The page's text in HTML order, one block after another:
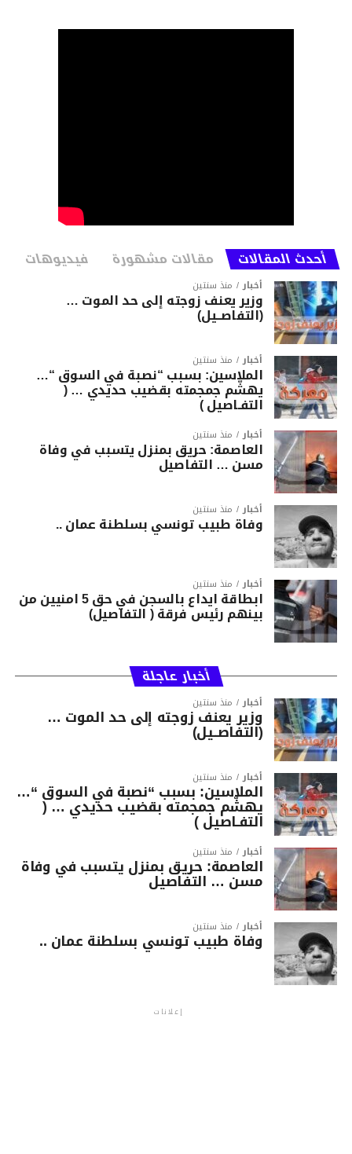
أحدث المقالات مقالات مشهورة فيديوهات
أخبار منذ سنتين
وزير يعنف زوجته إلى حد الموت …
(التفاصــيل)
أخبار منذ سنتين
الملاسين: بسبب “نصبة في السوق “…
يهشّم جمجمته بقضيب حديدي … (
التفـاصيل )
أخبار منذ سنتين
العاصمة: حريق بمنزل يتسبب في وفاة
مسن … التفاصيل
أخبار منذ سنتين
وفاة طبيب تونسي بسلطنة عمان ..
أخبار منذ سنتين
ابطاقة ايداع بالسجن في حق 5 امنيين من
بينهم رئيس فرقة ( التفاصيل)
أخبار عاجلة
أخبار منذ سنتين
وزير يعنف زوجته إلى حد الموت …
(التفاصــيل)
أخبار منذ سنتين
الملاسين: بسبب “نصبة في السوق “…
يهشّم جمجمته بقضيب حديدي … (
التفـاصيل )
أخبار منذ سنتين
العاصمة: حريق بمنزل يتسبب في وفاة
مسن … التفاصيل
أخبار منذ سنتين
وفاة طبيب تونسي بسلطنة عمان ..
إعلانات